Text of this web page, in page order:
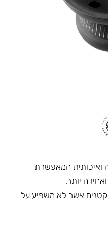
ואיכותית המאפשרת
יותר.
קטנים אשר לא משפיע על